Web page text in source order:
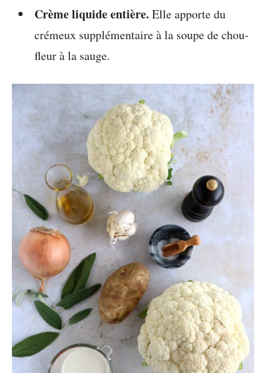
Crème liquide entière. Elle apporte du
crémeux supplémentaire à la soupe de chou-
fleur à la sauge.